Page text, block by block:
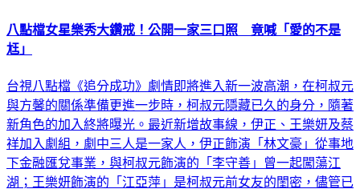
八點檔女星樂秀大鑽戒！公開一家三口照 竟喊「愛的不是
尪」
台視八點檔《追分成功》劇情即將進入新一波高潮，在柯叔元
與方馨的關係準備更進一步時，柯叔元隱藏已久的身分，隨著
新角色的加入終將曝光。最近新增故事線，伊正、王樂妍及蔡
祥加入劇組，劇中三人是一家人，伊正飾演「林文豪」從事地
下金融匯兌事業，與柯叔元飾演的「李守善」曾一起闖蕩江
湖；王樂妍飾演的「江亞萍」是柯叔元前女友的閨密，儘管已